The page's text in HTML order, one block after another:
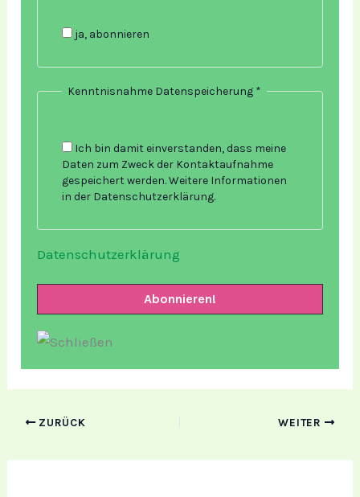
ja, abonnieren
Kenntnisnahme Datenspeicherung *
Ich bin damit einverstanden, dass meine
Daten zum Zweck der Kontaktaufnahme
gespeichert werden. Weitere Informationen
in der Datenschutzerklärung.
Datenschutzerklärung
ZURÜCK WEITER